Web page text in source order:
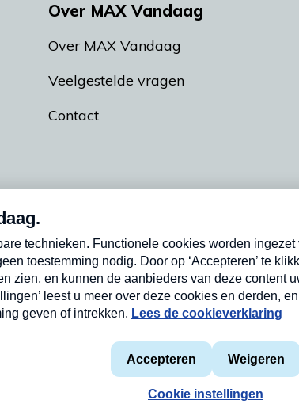
Over MAX Vandaag
Over MAX Vandaag
Veelgestelde vragen
Contact
Privacyverklaring
Cookieverklaring